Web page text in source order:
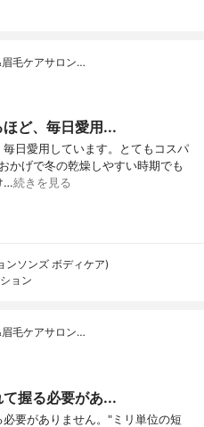
毛ケアサロン…
ど、毎日愛用...
日愛用しています。とてもコスパ
かげで冬の乾燥しやすい時期でも
…続きを見る
ンソンズ ボディケア)
ョン
毛ケアサロン…
握る必要があ...
要がありません。"ミリ単位の短